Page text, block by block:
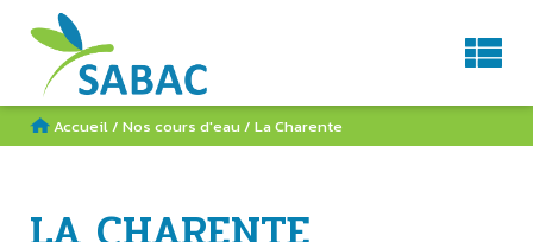
Service d'Aménagement du BAssin de la Charente
RECHERCHE
Accueil/ Nos cours d'eau/ La Charente